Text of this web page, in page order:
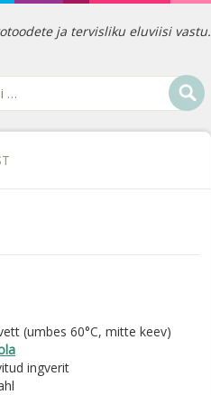
ja tervisliku eluviisi vastu.
(umbes 60°C, mitte keev)
ingverit